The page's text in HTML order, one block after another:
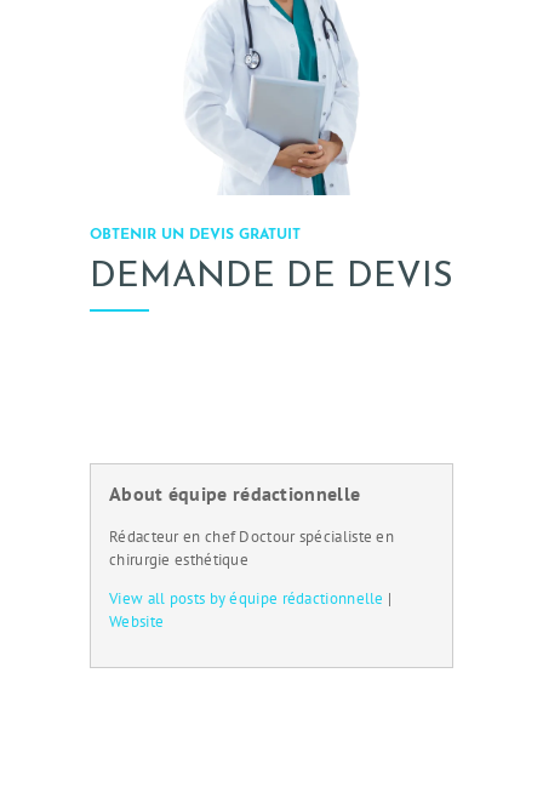
OBTENIR UN DEVIS GRATUIT
DEMANDE DE DEVIS
About équipe rédactionnelle
Rédacteur en chef Doctour spécialiste en
chirurgie esthétique
View all posts by équipe rédactionnelle |
Website